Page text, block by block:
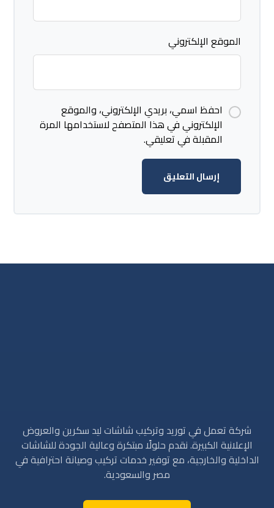
الموقع الإلكتروني
احفظ اسمي، بريدي الإلكتروني، والموقع
الإلكتروني في هذا المتصفح لاستخدامها المرة
المقبلة في تعليقي.
شركة تعمل في توريد وتركيب شاشات ليد سكرين والعروض
الإعلانية الكبيرة. نقدم حلولًا مبتكرة وعالية الجودة للشاشات
الداخلية والخارجية، مع توفير خدمات تركيب وصيانة احترافية في
مصر والسعودية.